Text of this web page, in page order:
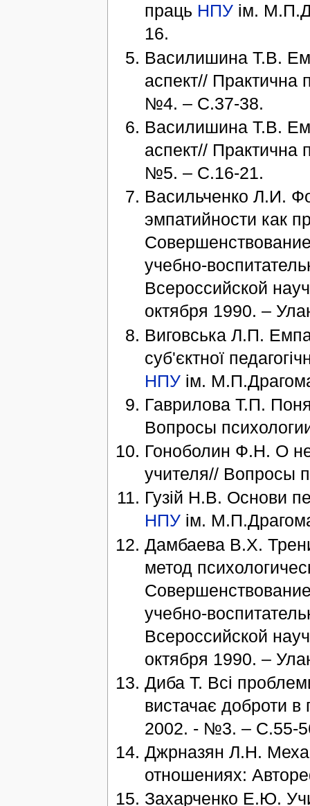
праць НПУ ім.
16.
Василишина Т.В.
аспект// Практична
№4. – С.37-38.
Василишина Т.В.
аспект// Практична
№5. – С.16-21.
Васильченко Л.И.
эмпатийности как
учебно-
Всероссийской
октября 1990. –
Виговська Л.П.
суб'єктної
НПУ ім.
Гаврилова Т.П.
Вопросы
Гоноболин Ф.Н. О
учителя// Вопросы
Гузій Н.В. Основи
НПУ ім.
Дамбаева В.Х.
метод
учебно-
Всероссийской
октября 1990. –
Диба Т. Всі
вистачає доброти в
2002. - №3. – С.55-
Джрназян Л.Н.
отношениях:
Захарченко Е.Ю.